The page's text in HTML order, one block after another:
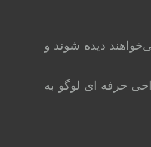
دیده شوند و
حرفه ای لوگو به